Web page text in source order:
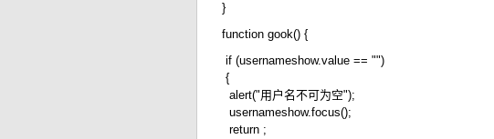
}
function gook() {
if (usernameshow.value == "")
{
alert("用户名不可为空");
usernameshow.focus();
return ;